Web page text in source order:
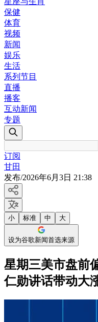
保健
体育
视频
新闻
娱乐
生活
系列节目
直播
播客
互动新闻
专题
订阅
甘田
发布/2026年6月3日 21:38
小 标准 中 大
设为谷歌新闻首选来源
星期三美市盘前
仁勋讲话带动大